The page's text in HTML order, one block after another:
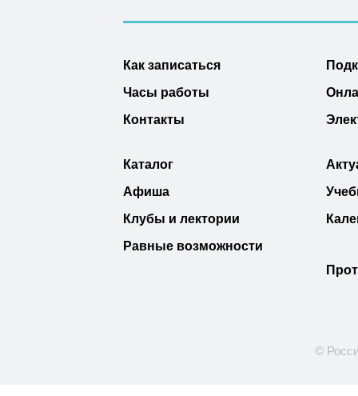
Как записаться
Часы работы
Контакты
Каталог
Афиша
Клубы и лектории
Равные возможности
©